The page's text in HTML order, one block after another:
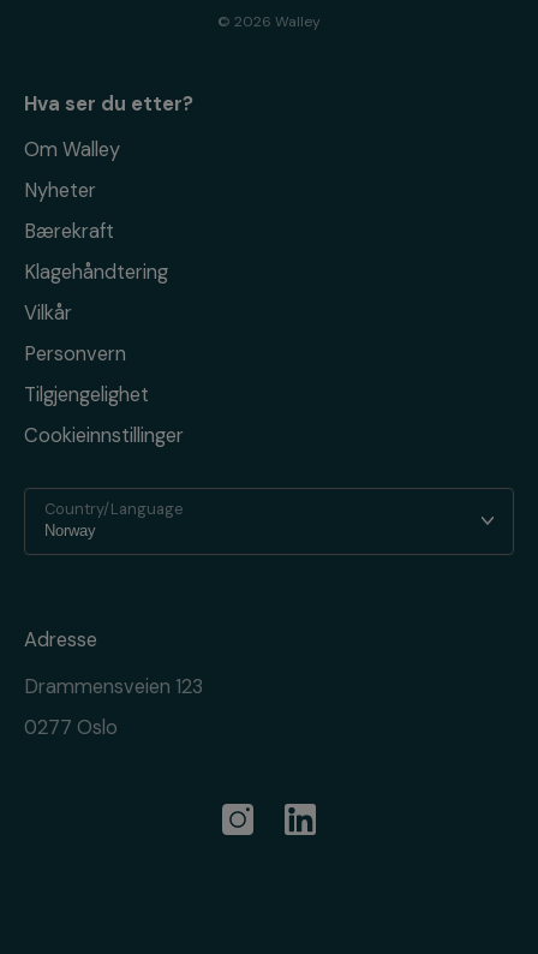
© 2026 Walley
Hva ser du etter?
Om Walley
Nyheter
Bærekraft
Klagehåndtering
Vilkår
Personvern
Tilgjengelighet
Cookieinnstillinger
Country/Language
Adresse
Drammensveien 123
0277 Oslo